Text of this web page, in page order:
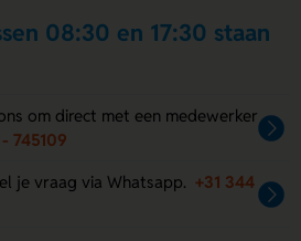
08:30 en 17:30 staan
om direct met een medewerker
745109
je vraag via Whatsapp. +31 344